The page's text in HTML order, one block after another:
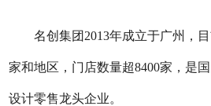
名创集团2013年成立于广州，目
家和地区，门店数量超8400家，是
设计零售龙头企业。